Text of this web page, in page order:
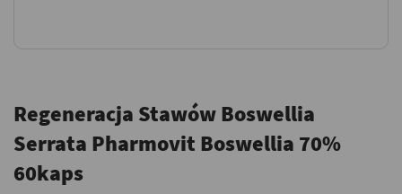
Regeneracja Stawów Boswellia
Serrata Pharmovit Boswellia 70%
60kaps